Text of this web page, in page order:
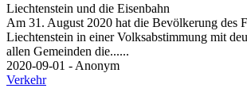
Liechtenstein und die Eisenbahn
Am 31. August 2020 hat die Bevölkerung des
Liechtenstein in einer Volksabstimmung mit
allen Gemeinden die......
2020-09-01 - Anonym
Verkehr